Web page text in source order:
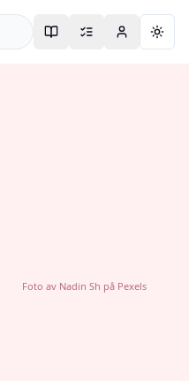
Foto av Nadin Sh på Pexels